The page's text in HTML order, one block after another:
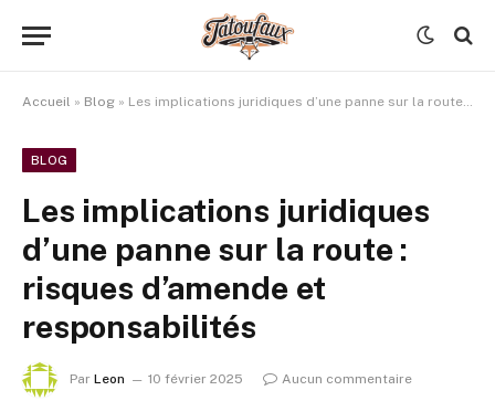
Accueil » Blog » Les implications juridiques d’une panne sur la route : risques d’amende et responsabilités
BLOG
Les implications juridiques
d’une panne sur la route :
risques d’amende et
responsabilités
Par Leon 10 février 2025
Aucun commentaire